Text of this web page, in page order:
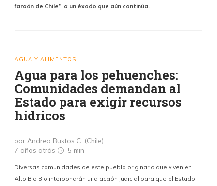
faraón de Chile”, a un éxodo que aún continúa.
AGUA Y ALIMENTOS
Agua para los pehuenches:
Comunidades demandan al
Estado para exigir recursos
hídricos
por Andrea Bustos C. (Chile)
7 años atrás
5 min
Diversas comunidades de este pueblo originario que viven en
Alto Bio Bio interpondrán una acción judicial para que el Estado